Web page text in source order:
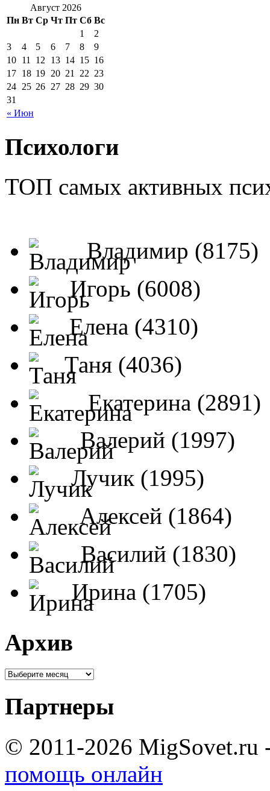
Август 2026
Пн Вт Ср Чт Пт Сб Вс
« Июн
1
2
3
4 5 6 7 8
9
10 11 12 13 14 15 16
17 18 19 20 21 22 23
24 25 26 27 28 29 30
31
Психологи
ТОП самых активных
Владимир (8175)
Игорь (6008)
Елена (4310)
Таня (4036)
Екатерина (2891)
Валерий (1997)
Лучик (1995)
Алексей (1864)
Василий (1830)
Ирина (1705)
Архив
Партнеры
© 2011-2026 MigSovet.ru
помощь онлайн